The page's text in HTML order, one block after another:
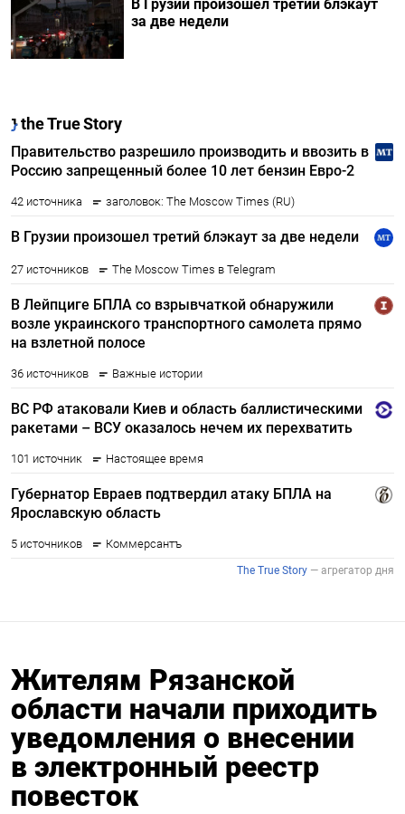
В Грузии произошел третий блэкаут
за две недели
Жителям Рязанской
области начали приходить
уведомления о внесении
в электронный реестр
повесток